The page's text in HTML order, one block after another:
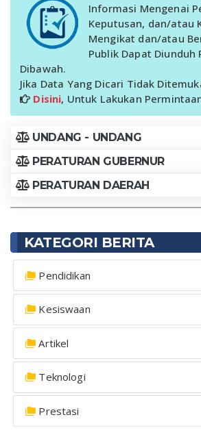
Informasi Mengenai
Keputusan, dan/atau
Mengikat dan/atau
Publik Dapat Diunduh
Dibawah.
Jika Data Yang Dicari Tidak
Disini, Untuk Lakukan
UNDANG - UNDANG
PERATURAN GUBERNUR
PERATURAN DAERAH
KATEGORI BERITA
Pendidikan
Kesiswaan
Artikel
Teknologi
Prestasi